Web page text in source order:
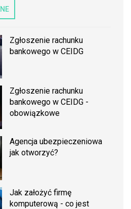
Zgłoszenie rachunku
bankowego w CEIDG
Zgłoszenie rachunku
bankowego w CEIDG -
obowiązkowe
Agencja ubezpieczeniowa
jak otworzyć?
Jak założyć firmę
komputerową - co jest